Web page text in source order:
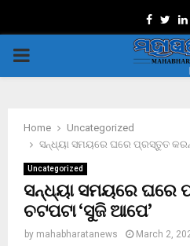
PRIMARY
Home
Uncategorized
ସନ୍ଧ୍ୟା ସମୟରେ ଘରେ ପ୍ରସ୍ତୁତ
Uncategorized
ସନ୍ଧ୍ୟା ସମୟରେ ଘରେ
ଚଟପଟା ‘ସୁଜି ଆପେ’
by mahabharatanews March 2,